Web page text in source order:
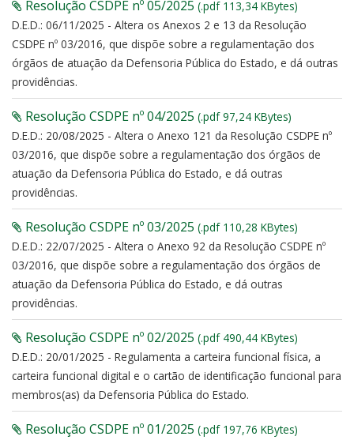
Resolução CSDPE nº 05/2025 (.pdf 113,34 KBytes)
D.E.D.: 06/11/2025 - Altera os Anexos 2 e 13 da Resolução
CSDPE nº 03/2016, que dispõe sobre a regulamentação dos
órgãos de atuação da Defensoria Pública do Estado, e dá outras
providências.
Resolução CSDPE nº 04/2025 (.pdf 97,24 KBytes)
D.E.D.: 20/08/2025 - Altera o Anexo 121 da Resolução CSDPE nº
03/2016, que dispõe sobre a regulamentação dos órgãos de
atuação da Defensoria Pública do Estado, e dá outras
providências.
Resolução CSDPE nº 03/2025 (.pdf 110,28 KBytes)
D.E.D.: 22/07/2025 - Altera o Anexo 92 da Resolução CSDPE nº
03/2016, que dispõe sobre a regulamentação dos órgãos de
atuação da Defensoria Pública do Estado, e dá outras
providências.
Resolução CSDPE nº 02/2025 (.pdf 490,44 KBytes)
D.E.D.: 20/01/2025 - Regulamenta a carteira funcional física, a
carteira funcional digital e o cartão de identificação funcional para
membros(as) da Defensoria Pública do Estado.
Resolução CSDPE nº 01/2025 (.pdf 197,76 KBytes)